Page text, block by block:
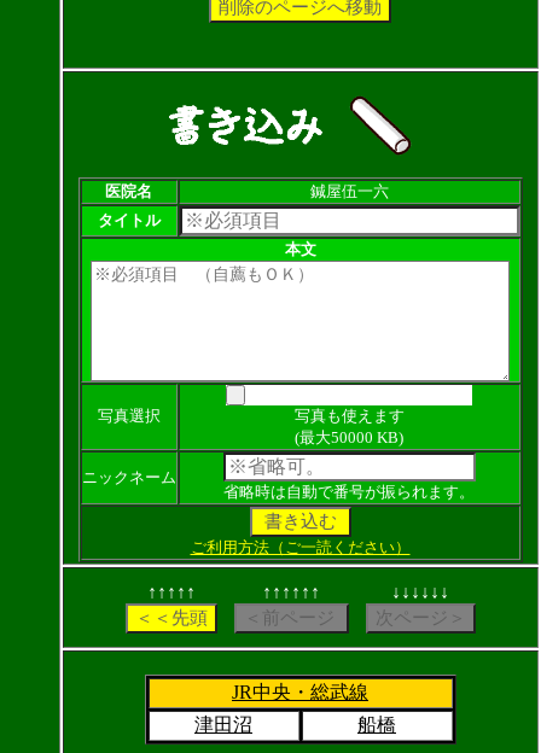
医院名
鍼屋伍一六
タイトル
本文
写真選択
写真も使えます
(最大50000 KB)
ニックネーム
省略時は自動で番号が振られます。
ご利用方法（ご一読ください）
↑↑↑↑↑ ↑↑↑↑↑↑ ↓↓↓↓↓↓
JR中央・総武線
津田沼
船橋